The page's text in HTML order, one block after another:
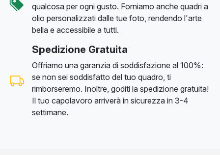
qualcosa per ogni gusto. Forniamo anche quadri a
olio personalizzati dalle tue foto, rendendo l'arte
bella e accessibile a tutti.
Spedizione Gratuita
Offriamo una garanzia di soddisfazione al 100%:
se non sei soddisfatto del tuo quadro, ti
rimborseremo. Inoltre, goditi la spedizione gratuita!
Il tuo capolavoro arriverà in sicurezza in 3-4
settimane.